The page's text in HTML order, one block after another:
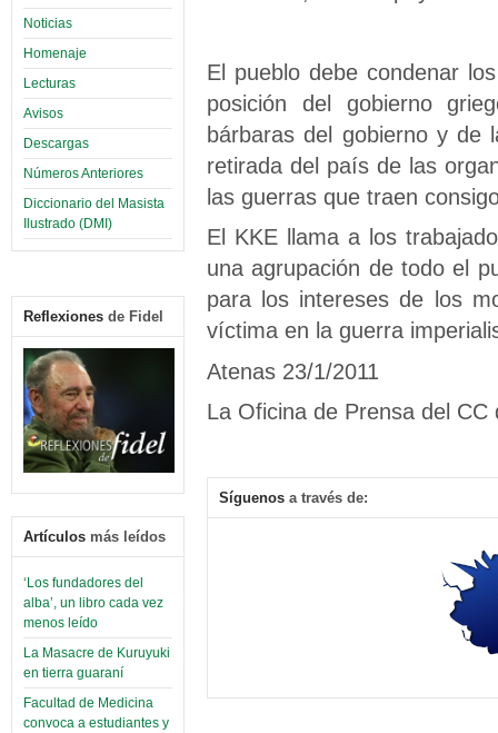
Noticias
Homenaje
Lecturas
Avisos
Descargas
Números Anteriores
Diccionario del Masista
Ilustrado (DMI)
Reflexiones de Fidel
Artículos más leídos
‘Los fundadores del
alba’, un libro cada vez
menos leído
La Masacre de Kuruyuki
en tierra guaraní
Facultad de Medicina
convoca a estudiantes y
El pueblo debe condenar
posición del gobierno
bárbaras del gobierno y de
retirada del país de las
las guerras que traen
El KKE llama a los
una agrupación de todo el
para los intereses de los
víctima en la guerra
Atenas 23/1/2011
La Oficina de Prensa del
Síguenos a través de: